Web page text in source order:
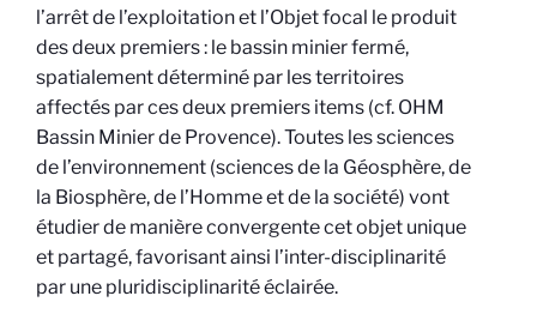
l’arrêt de l’exploitation et l’Objet focal le produit
des deux premiers : le bassin minier fermé,
spatialement déterminé par les territoires
affectés par ces deux premiers items (cf. OHM
Bassin Minier de Provence). Toutes les sciences
de l’environnement (sciences de la Géosphère, de
la Biosphère, de l’Homme et de la société) vont
étudier de manière convergente cet objet unique
et partagé, favorisant ainsi l’inter-disciplinarité
par une pluridisciplinarité éclairée.